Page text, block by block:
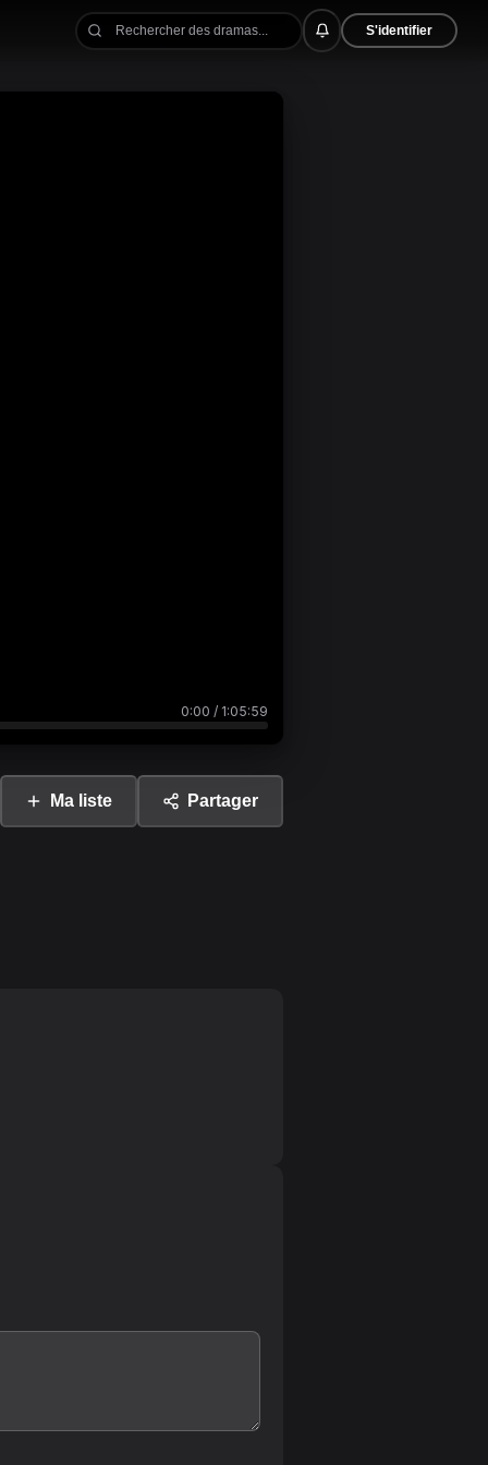
S'identifier
0:00 / 1:05:59
Ma liste Partager